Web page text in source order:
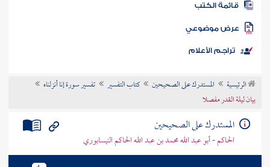
المكتبة
الكتب
موضوعي
تراجم الأعلام
الرئيسية المستدرك على الصحيحين كتاب التفسير
تفسير سورة إنا أنزلناه
بيان ليلة القدر مفصلا
المستدرك على الصحيحين
الحاكم - أبو عبد الله محمد بن عبد الله الحاكم النيسابوري